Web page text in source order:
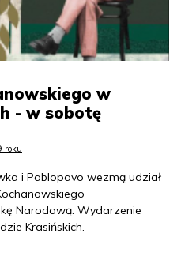
w
- w sobotę
roku
i Pablopavo wezmą udział
Narodową. Wydarzenie
Krasińskich.